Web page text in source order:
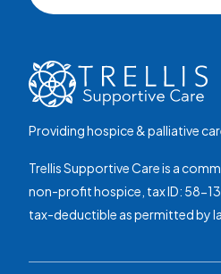
Providing hospice & palliative
Trellis Supportive Care is a
non-profit hospice, tax ID: 58-
tax-deductible as permitted by